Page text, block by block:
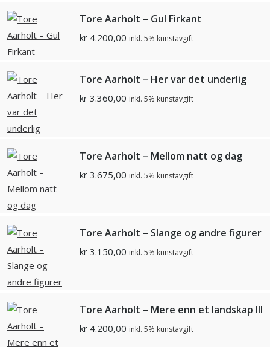
Tore Aarholt – Gul Firkant
kr 4.200,00 inkl. 5% kunstavgift
Tore Aarholt – Her var det underlig
kr 3.360,00 inkl. 5% kunstavgift
Tore Aarholt – Mellom natt og dag
kr 3.675,00 inkl. 5% kunstavgift
Tore Aarholt – Slange og andre figurer
kr 3.150,00 inkl. 5% kunstavgift
Tore Aarholt – Mere enn et landskap III
kr 4.200,00 inkl. 5% kunstavgift